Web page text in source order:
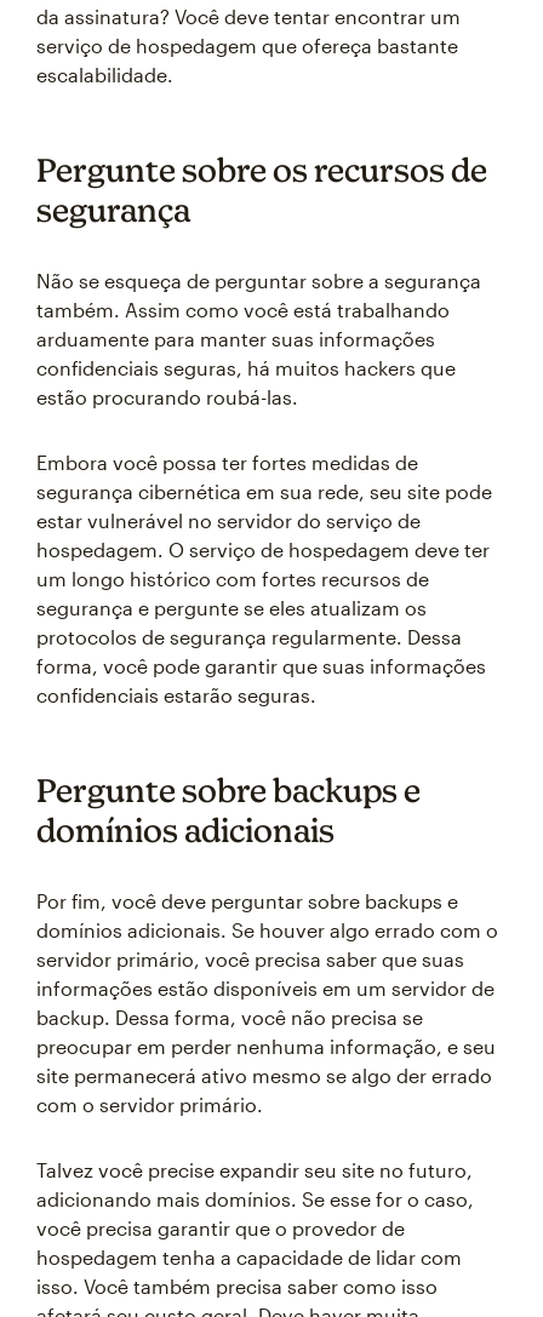
da assinatura? Você deve tentar encontrar um
serviço de hospedagem que ofereça bastante
escalabilidade.
Pergunte sobre os recursos de
segurança
Não se esqueça de perguntar sobre a segurança
também. Assim como você está trabalhando
arduamente para manter suas informações
confidenciais seguras, há muitos hackers que
estão procurando roubá-las.
Embora você possa ter fortes medidas de
segurança cibernética em sua rede, seu site pode
estar vulnerável no servidor do serviço de
hospedagem. O serviço de hospedagem deve ter
um longo histórico com fortes recursos de
segurança e pergunte se eles atualizam os
protocolos de segurança regularmente. Dessa
forma, você pode garantir que suas informações
confidenciais estarão seguras.
Pergunte sobre backups e
domínios adicionais
Por fim, você deve perguntar sobre backups e
domínios adicionais. Se houver algo errado com o
servidor primário, você precisa saber que suas
informações estão disponíveis em um servidor de
backup. Dessa forma, você não precisa se
preocupar em perder nenhuma informação, e seu
site permanecerá ativo mesmo se algo der errado
com o servidor primário.
Talvez você precise expandir seu site no futuro,
adicionando mais domínios. Se esse for o caso,
você precisa garantir que o provedor de
hospedagem tenha a capacidade de lidar com
isso. Você também precisa saber como isso